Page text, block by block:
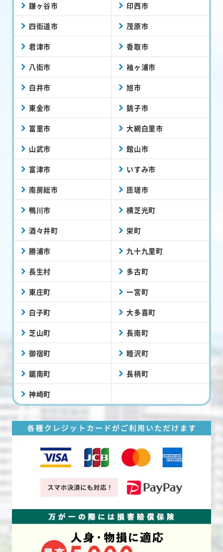
鎌ヶ谷市 印西市
四街道市 茂原市
君津市 香取市
八街市 袖ヶ浦市
白井市 旭市
東金市 銚子市
富里市 大網白里市
山武市 館山市
富津市 いすみ市
南房総市 匝瑳市
鴨川市 横芝光町
酒々井町 栄町
勝浦市 九十九里町
長生村 多古町
東庄町 一宮町
白子町 大多喜町
芝山町 長南町
御宿町 睦沢町
鋸南町 長柄町
神崎町